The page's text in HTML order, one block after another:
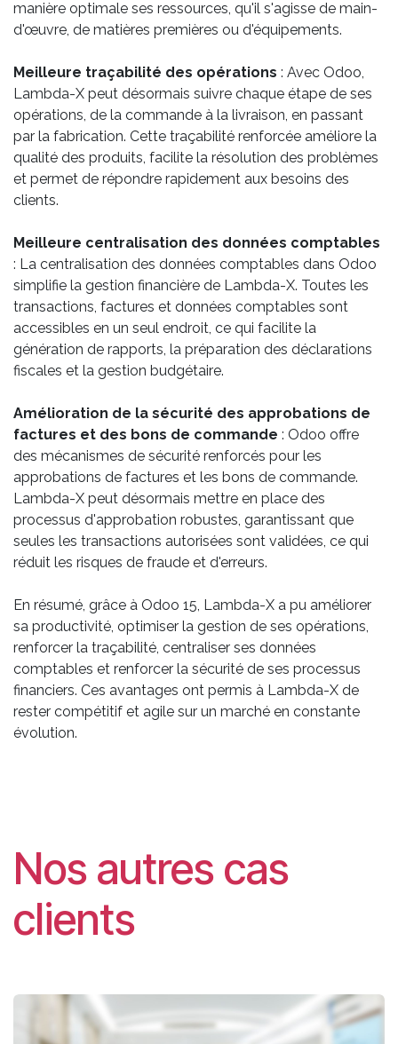
manière optimale ses ressources, qu'il s'agisse de main-
d'œuvre, de matières premières ou d'équipements.
Meilleure traçabilité des opérations : Avec Odoo,
Lambda-X peut désormais suivre chaque étape de ses
opérations, de la commande à la livraison, en passant
par la fabrication. Cette traçabilité renforcée améliore la
qualité des produits, facilite la résolution des problèmes
et permet de répondre rapidement aux besoins des
clients.
Meilleure centralisation des données comptables
: La centralisation des données comptables dans Odoo
simplifie la gestion financière de Lambda-X. Toutes les
transactions, factures et données comptables sont
accessibles en un seul endroit, ce qui facilite la
génération de rapports, la préparation des déclarations
fiscales et la gestion budgétaire.
Amélioration de la sécurité des approbations de
factures et des bons de commande : Odoo offre
des mécanismes de sécurité renforcés pour les
approbations de factures et les bons de commande.
Lambda-X peut désormais mettre en place des
processus d'approbation robustes, garantissant que
seules les transactions autorisées sont validées, ce qui
réduit les risques de fraude et d'erreurs.
En résumé, grâce à Odoo 15, Lambda-X a pu améliorer
sa productivité, optimiser la gestion de ses opérations,
renforcer la traçabilité, centraliser ses données
comptables et renforcer la sécurité de ses processus
financiers. Ces avantages ont permis à Lambda-X de
rester compétitif et agile sur un marché en constante
évolution.
Nos autres cas
clients